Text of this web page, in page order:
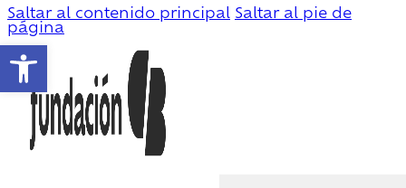
Abrir barra de herramientas
Saltar al contenido principal Saltar al pie de
página